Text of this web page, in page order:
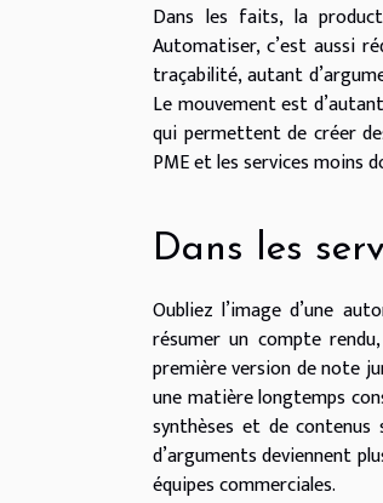
Dans les faits, la
Automatiser, c’est aussi
traçabilité, autant
Le mouvement est
qui permettent de créer
PME et les services moins
Dans les
Oubliez l’image d’une
résumer un compte
première version de note
une matière longtemps
synthèses et de
d’arguments deviennent
équipes commerciales.